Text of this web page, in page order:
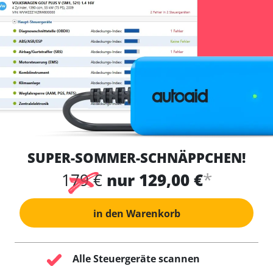
SUPER-SOMMER-SCHNÄPPCHEN!
179 € nur 129,00 €*
in den Warenkorb
Alle Steuergeräte scannen